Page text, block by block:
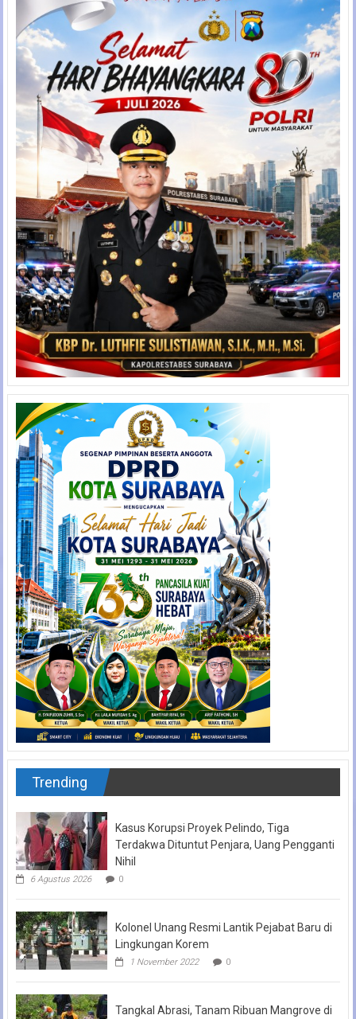
Trending
Kasus Korupsi Proyek Pelindo, Tiga
Terdakwa Dituntut Penjara, Uang Pengganti
Nihil
6 Agustus 2026 0
Kolonel Unang Resmi Lantik Pejabat Baru di
Lingkungan Korem
1 November 2022 0
Tangkal Abrasi, Tanam Ribuan Mangrove di